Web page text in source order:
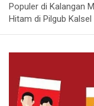
Populer di Kalangan
Hitam di Pilgub Kalsel